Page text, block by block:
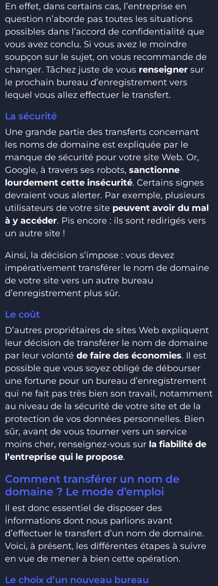
En effet, dans certains cas, l’entreprise en
question n’aborde pas toutes les situations
possibles dans l’accord de confidentialité que
vous avez conclu. Si vous avez le moindre
soupçon sur le sujet, on vous recommande de
changer. Tâchez juste de vous renseigner sur
le prochain bureau d’enregistrement vers
lequel vous allez effectuer le transfert.
La sécurité
Une grande partie des transferts concernant
les noms de domaine est expliquée par le
manque de sécurité pour votre site Web. Or,
Google, à travers ses robots, sanctionne
lourdement cette insécurité. Certains signes
devraient vous alerter. Par exemple, plusieurs
utilisateurs de votre site peuvent avoir du mal
à y accéder. Pis encore : ils sont redirigés vers
un autre site !
Ainsi, la décision s’impose : vous devez
impérativement transférer le nom de domaine
de votre site vers un autre bureau
d’enregistrement plus sûr.
Le coût
D’autres propriétaires de sites Web expliquent
leur décision de transférer le nom de domaine
par leur volonté de faire des économies. Il est
possible que vous soyez obligé de débourser
une fortune pour un bureau d’enregistrement
qui ne fait pas très bien son travail, notamment
au niveau de la sécurité de votre site et de la
protection de vos données personnelles. Bien
sûr, avant de vous tourner vers un service
moins cher, renseignez-vous sur la fiabilité de
l’entreprise qui le propose.
Comment transférer un nom de
domaine ? Le mode d’emploi
Il est donc essentiel de disposer des
informations dont nous parlions avant
d’effectuer le transfert d’un nom de domaine.
Voici, à présent, les différentes étapes à suivre
en vue de mener à bien cette opération.
Le choix d’un nouveau bureau